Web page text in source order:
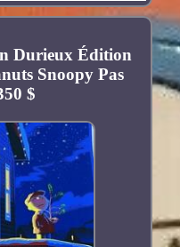
Durieux Édition
Snoopy Pas
$